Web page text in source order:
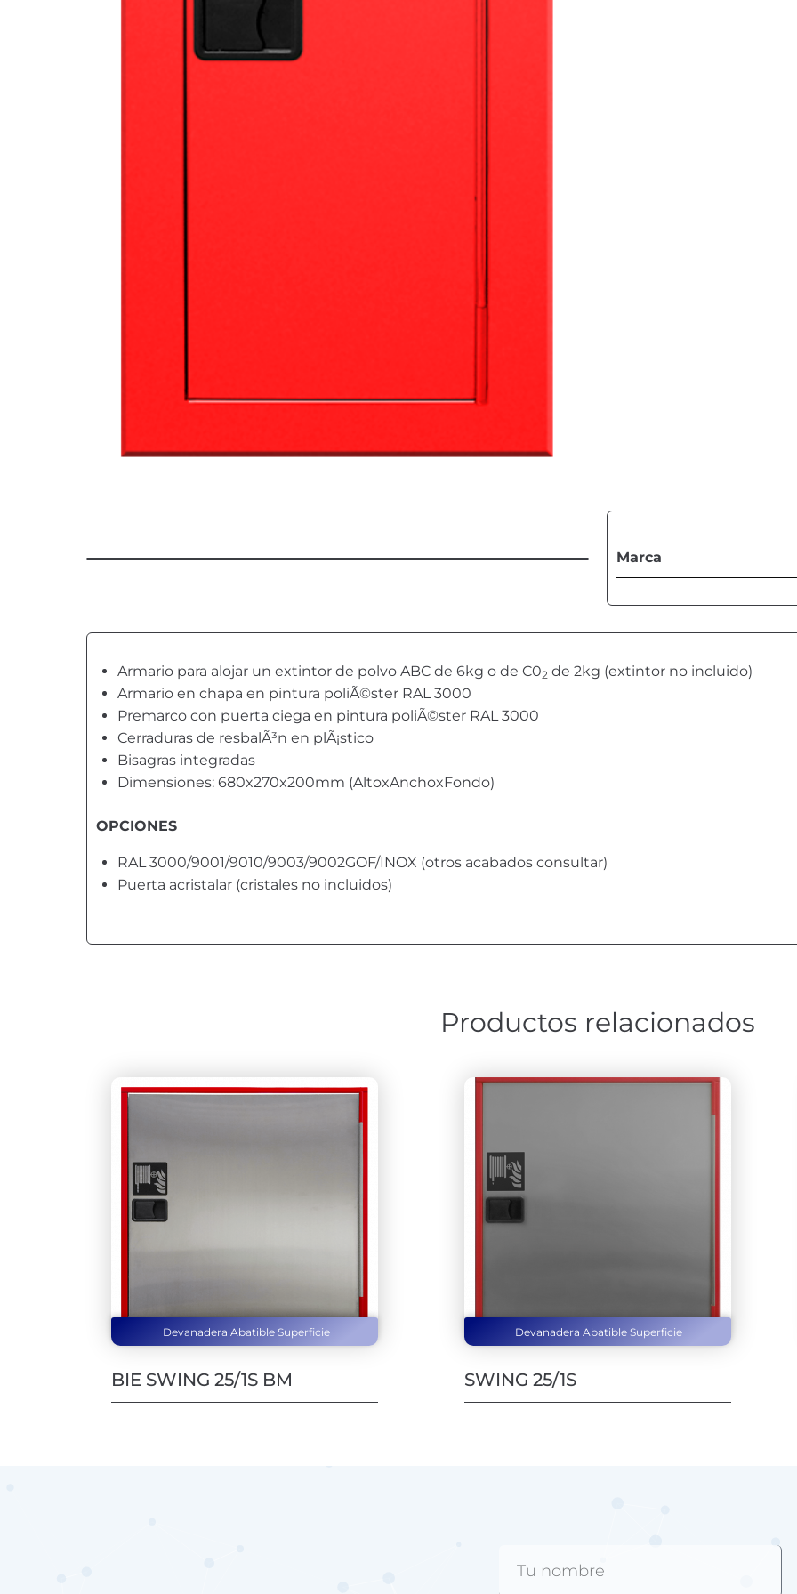
Marca
Armario para alojar un extintor de polvo ABC de 6kg o de C02 de 2kg (extintor no incluido)
Armario en chapa en pintura poliÃ©ster RAL 3000
Premarco con puerta ciega en pintura poliÃ©ster RAL 3000
Cerraduras de resbalÃ³n en plÃ¡stico
Bisagras integradas
Dimensiones: 680x270x200mm (AltoxAnchoxFondo)
OPCIONES
RAL 3000/9001/9010/9003/9002GOF/INOX (otros acabados consultar)
Puerta acristalar (cristales no incluidos)
Productos relacionados
Devanadera Abatible Superficie
BIE SWING 25/1S BM
Devanadera Abatible Superficie
SWING 25/1S